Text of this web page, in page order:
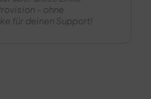
– ohne
für deinen Support!